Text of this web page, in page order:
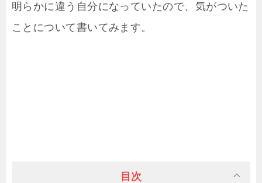
明らかに違う自分になっていたので、気がついた
ことについて書いてみます。
目次